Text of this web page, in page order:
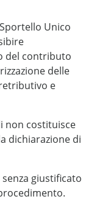
Unico
del contributo
delle
e
non costituisce
dichiarazione di
giustificato